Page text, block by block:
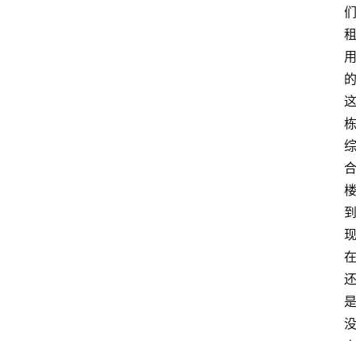
们
租
用
的
这
栋
综
合
楼
到
现
在
还
是
没